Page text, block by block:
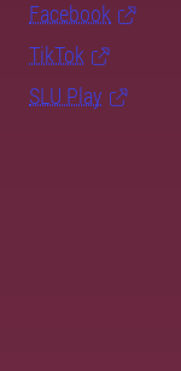
Facebook
TikTok
SLU Play